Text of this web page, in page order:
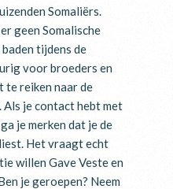
Somaliërs.
geen Somalische
tijdens de
voor broeders en
te reiken naar de
Als je contact hebt met
je merken dat je de
Het vraagt echt
willen Gave Veste en
je geroepen? Neem